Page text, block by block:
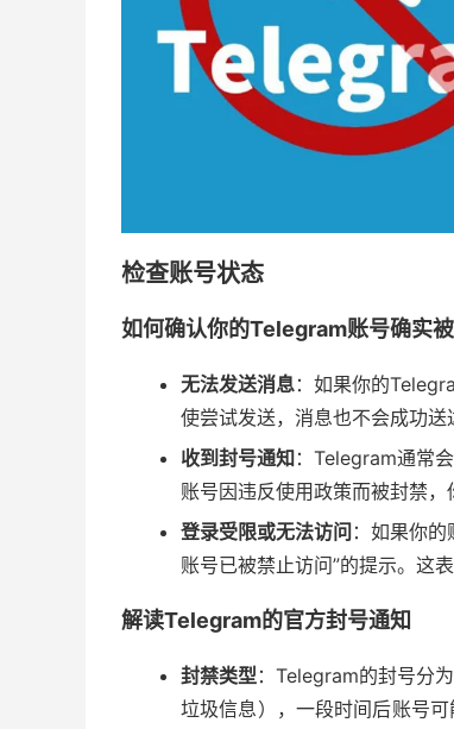
检查账号状态
如何确认你的Telegram账号确实
无法发送消息：如果你的
使尝试发送，消息也不会成功送
收到封号通知 ：Telegram通常
账号因违反使用政策而被封禁，
登录受限或无法访问 ：如果你
账号已被禁止访问”的提示。这
解读Telegram的官方封号通知
封禁类型：Telegram的封号分
垃圾信息），一段时间后账号